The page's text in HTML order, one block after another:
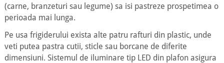
(carne, branzeturi sau legume) sa isi pastreze prospetimea o
perioada mai lunga.
Pe usa frigiderului exista alte patru rafturi din plastic, unde
veti putea pastra cutii, sticle sau borcane de diferite
dimensiuni. Sistemul de iluminare tip LED din plafon asigura